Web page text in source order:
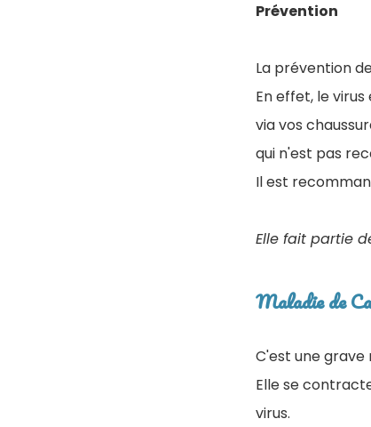
Prévention
La prévention
En effet, le
via vos
qui n'est pas
Il est
Elle fait partie
Maladie de
C'est une grave
Elle se
virus.